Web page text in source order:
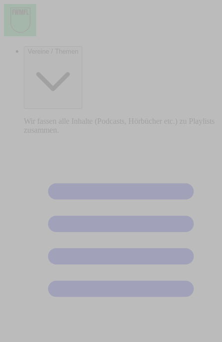
Vereine / Themen
Wir fassen alle Inhalte (Podcasts, Hörbücher etc.) zu Playlists
zusammen.